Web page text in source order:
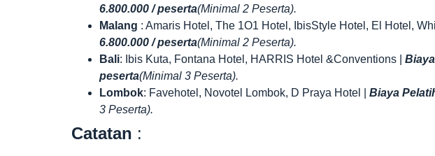
6.800.000 / peserta(Minimal 2 Peserta).
Malang : Amaris Hotel, The 1O1 Hotel, IbisStyle Hotel, El Hotel,
6.800.000 / peserta(Minimal 2 Peserta).
Bali: Ibis Kuta, Fontana Hotel, HARRIS Hotel &Conventions |
peserta(Minimal 3 Peserta).
Lombok: Favehotel, Novotel Lombok, D Praya Hotel | Biaya
3 Peserta).
Catatan :